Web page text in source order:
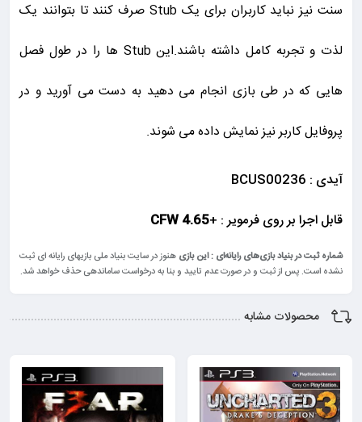
سنت نیز نباید کاربران برای یک Stub صرف کنند تا بتوانند یک
لذت و تجربه کامل داشته باشند.این Stub ها را در طول فصل
هایی که در طی بازی انجام می دهید به دست می آورید و در
پروفایل کاربر نیز نمایش داده می شوند.
آیدی : BCUS00236
قابل اجرا بر روی فرمویر : +CFW 4.65
شماره ثبت در بنیاد بازی‌های رایانه‌ای : این بازی هنوز در سایت بنیاد ملی بازیهای رایانه ای ثبت
نشده است. پس از ثبت و در صورت عدم تایید و بنا به درخواست ساماندهی حذف خواهد شد.
محصولات مشابه